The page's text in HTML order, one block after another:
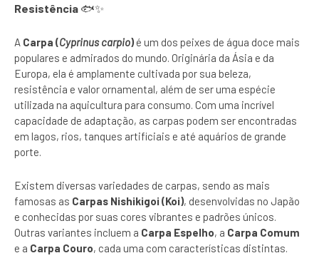
Resistência 🐟✨
A Carpa (Cyprinus carpio)é um dos peixes de água doce mais
populares e admirados do mundo. Originária da Ásia e da
Europa, ela é amplamente cultivada por sua beleza,
resistência e valor ornamental, além de ser uma espécie
utilizada na aquicultura para consumo. Com uma incrível
capacidade de adaptação, as carpas podem ser encontradas
em lagos, rios, tanques artificiais e até aquários de grande
porte.
Existem diversas variedades de carpas, sendo as mais
famosas as Carpas Nishikigoi (Koi), desenvolvidas no Japão
e conhecidas por suas cores vibrantes e padrões únicos.
Outras variantes incluem a Carpa Espelho, a Carpa Comum
e a Carpa Couro, cada uma com características distintas.